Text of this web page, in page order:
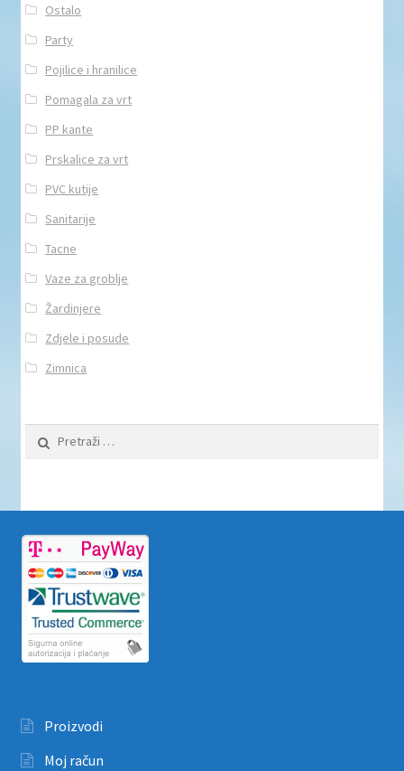
Ostalo
Party
Pojilice i hranilice
Pomagala za vrt
PP kante
Prskalice za vrt
PVC kutije
Sanitarije
Tacne
Vaze za groblje
Žardinjere
Zdjele i posude
Zimnica
Pretraži:
Proizvodi
Moj račun